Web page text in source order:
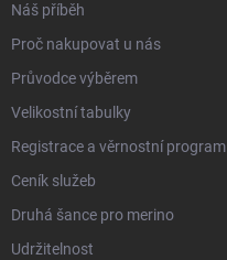
Náš příběh
Proč nakupovat u nás
Průvodce výběrem
Velikostní tabulky
Registrace a věrnostní program
Ceník služeb
Druhá šance pro merino
Udržitelnost